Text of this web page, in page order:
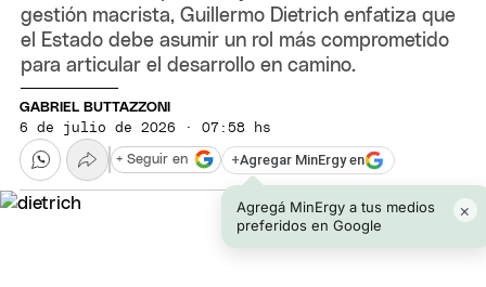
gestión macrista, Guillermo Dietrich enfatiza que
el Estado debe asumir un rol más comprometido
para articular el desarrollo en camino.
GABRIEL BUTTAZZONI
6 de julio de 2026 · 07:58 hs
+Agregar MinErgy en
Agregá MinErgy a tus medios
preferidos en Google
×
+ Seguir en